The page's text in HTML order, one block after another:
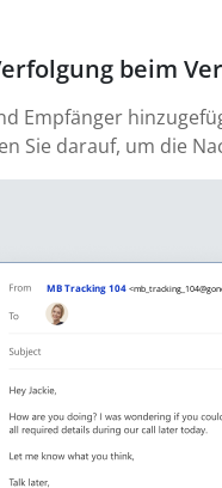
beim
Empfänger
Sie darauf, um die
MB Tracking 104